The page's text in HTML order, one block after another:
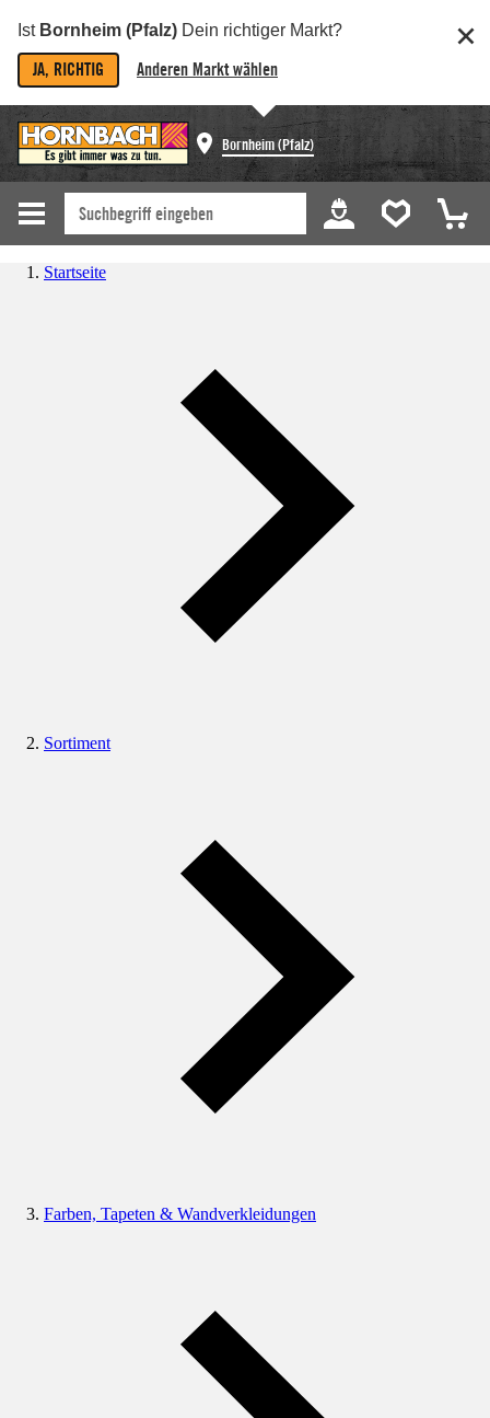
Ist Bornheim (Pfalz) Dein richtiger Markt?
JA, RICHTIG Anderen Markt wählen
Bornheim (Pfalz)
Startseite
Sortiment
Farben, Tapeten & Wandverkleidungen